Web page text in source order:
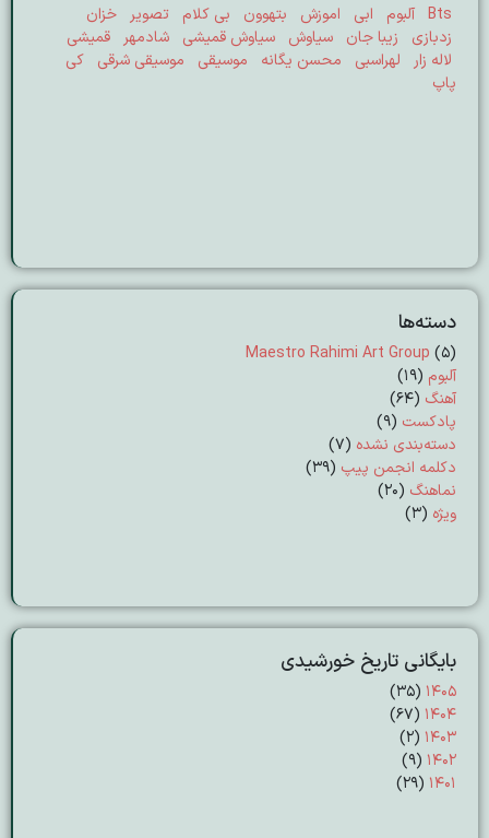
Bts آلبوم ابی اموزش بتهوون بی کلام تصویر
خزان
زدبازی
زیبا جان سیاوش سیاوش قمیشی شادمهر
قمیشی
لاله زار
لهراسبی محسن یگانه موسیقی موسیقی شرقی
کی
پاپ
دسته‌ها
Maestro Rahimi Art Group (5)
آلبوم (19)
آهنگ (64)
پادکست (9)
دسته‌بندی نشده (7)
دکلمه انجمن پیپ (39)
نماهنگ (20)
ویژه (3)
بایگانی تاریخ خورشیدی
۱۴۰۵ (۳۵)
۱۴۰۴ (۶۷)
۱۴۰۳ (۲)
۱۴۰۲ (۹)
۱۴۰۱ (۲۹)